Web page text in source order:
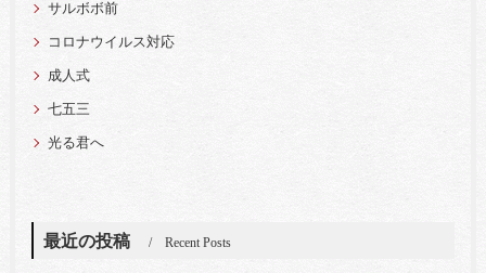
サルボボ前
コロナウイルス対応
成人式
七五三
光る君へ
最近の投稿 Recent Posts